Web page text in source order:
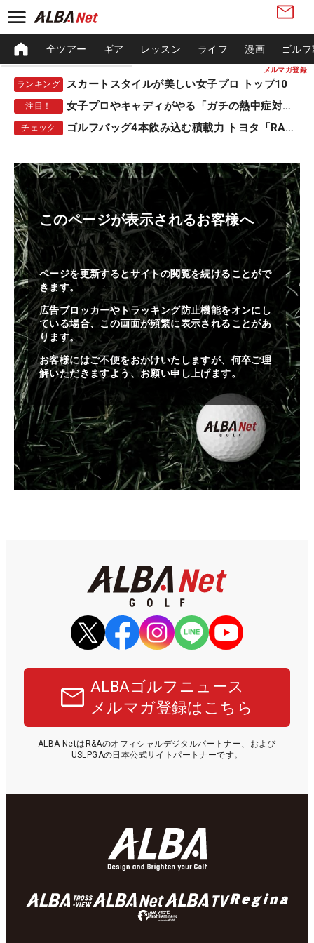
メルマガ登録
全ツアー ギア レッスン ライフ 漫画 ゴル
ランキング スカートスタイルが美しい女子プロ トップ10
注目！ 女子プロやキャディがやる「ガチの熱中症対策」
チェック ゴルフバッグ4本飲み込む積載力 トヨタ「RAV4」
このページが表示されるお客様へ
ページを更新するとサイトの閲覧を続けることがで
きます。
広告ブロッカーやトラッキング防止機能をオンにし
ている場合、この画面が頻繁に表示されることがあ
ります。
お客様にはご不便をおかけいたしますが、何卒ご理
解いただきますよう、お願い申し上げます。
ALBAゴルフニュース
メルマガ登録はこちら
ALBA NetはR&Aのオフィシャルデジタルパートナー、および
USLPGAの日本公式サイトパートナーです。